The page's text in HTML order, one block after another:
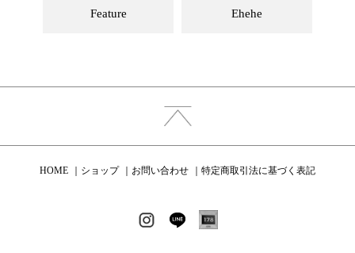
Feature Ehehe
HOME ショップ お問い合わせ 特定商取引法に基づく表記